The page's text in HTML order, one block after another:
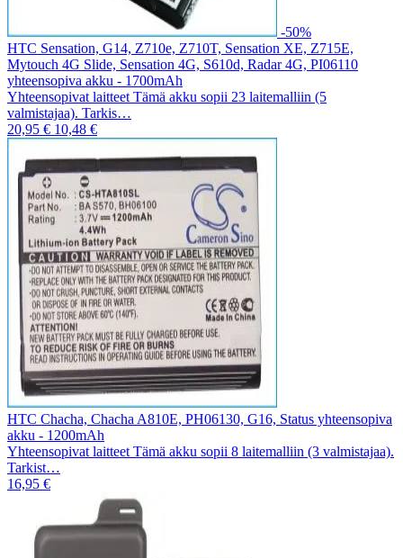
-50%
HTC Sensation, G14, Z710e, Z710T, Sensation XE, Z715E,
Mytouch 4G Slide, Sensation 4G, S610d, Radar 4G, PI06110
yhteensopiva akku - 1700mAh
Yhteensopivat laitteet Tämä akku sopii 23 laitemalliin (5
valmistajaa). Tarkis…
20,95 € 10,48 €
HTC Chacha, Chacha A810E, PH06130, G16, Status yhteensopiva
akku - 1200mAh
Yhteensopivat laitteet Tämä akku sopii 8 laitemalliin (3 valmistajaa).
Tarkist…
16,95 €